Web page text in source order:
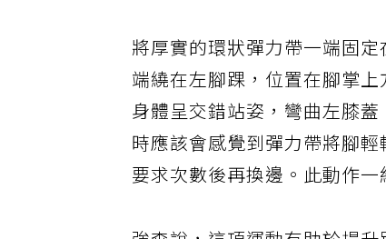
將厚實的環狀彈力帶一端固
端繞在左腳踝，位置在腳掌
身體呈交錯站姿，彎曲左膝
時應該會感覺到彈力帶將腳
要求次數後再換邊。此動作一